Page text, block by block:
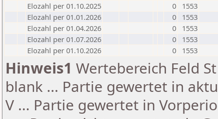
Elozahl per 01.10.2025
0
1553
Elozahl per 01.01.2026
0
1553
Elozahl per 01.04.2026
0
1553
Elozahl per 01.07.2026
0
1553
Elozahl per 01.10.2026
0 1553
Hinweis1 Wertebereich Feld
blank ... Partie gewertet in
V ... Partie gewertet in